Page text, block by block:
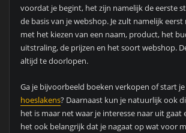
voordat je begint, het zijn namelijk de eerste
de basis van je webshop. Je zult namelijk
met het kiezen van een naam, product, het
uitstraling, de prijzen en het soort webshop.
altijd te doorlopen.
Ga je bijvoorbeeld boeken verkopen of start
hoeslakens? Daarnaast kun je natuurlijk ook
het is maar net waar je interesse naar uit gaat
het ook belangrijk dat je nagaat op wat voor